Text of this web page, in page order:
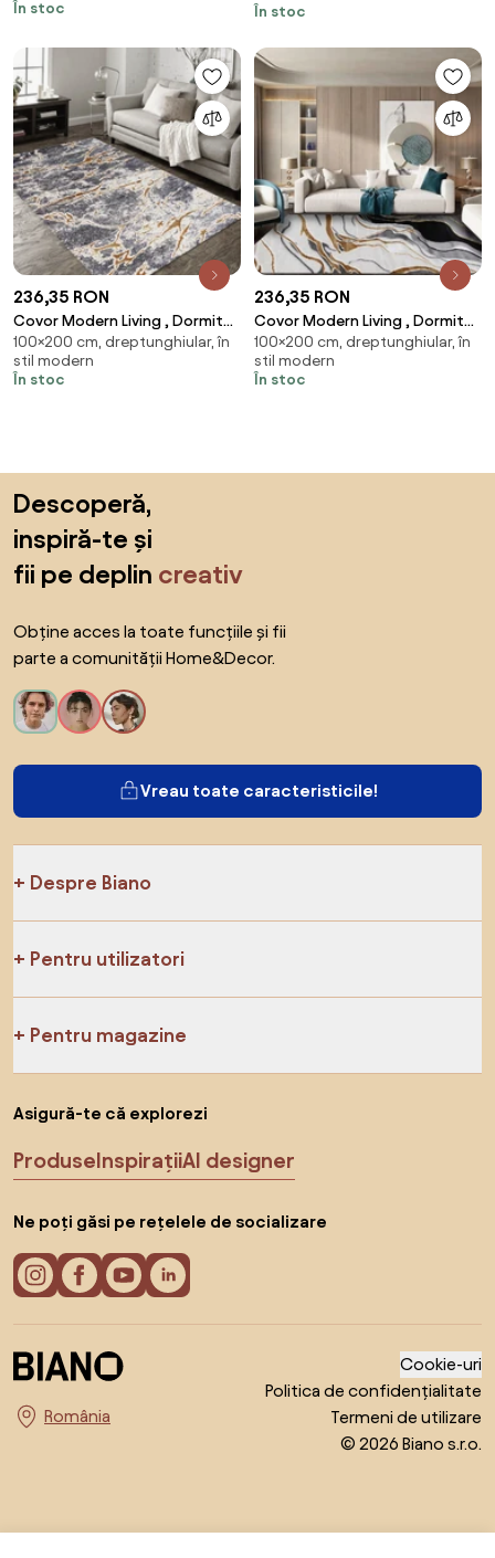
În stoc
100 x 200)
În stoc
236,35 RON
Covor Modern Living , Dormitor
Dreptunghiular Marble 0853A
(Alege dimensiunea: 100 x 200)
100×200 cm, dreptunghiular, în
stil modern
În stoc
236,35 RON
Covor Modern Living , Dormitor
Dreptunghiular Marble 0916A
(Alege dimensiunea: 100 x 200)
100×200 cm, dreptunghiular, în
stil modern
În stoc
Descoperă,
inspiră-te și
fii pe deplin creativ
Obține acces la toate funcțiile și fii
parte a comunității Home&Decor.
Vreau toate caracteristicile!
Despre Biano
Pentru utilizatori
Pentru magazine
Asigură-te că explorezi
ProduseInspirațiiAI designer
Ne poți găsi pe rețelele de socializare
Alege țara
Cookie-uri
Politica de confidențialitate
Termeni de utilizare
© 2026 Biano s.r.o.